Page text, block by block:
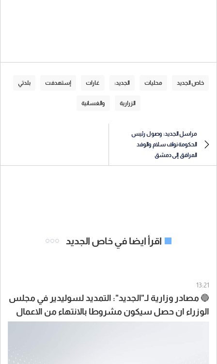
خاص الجديد محليات الجديد: غارات إستهدفت بلدتي
الزرارية والغسانية
مراسل الجديد: وصول رئيس
الحكومة نواف سلام والوفد
المرافق إلى دمشق
اقرأ ايضا في خاص الجديد
13:21
🔵 مصادر وزارية لـ"الجديد": التمديد لسوليدير في مجلس
الوزراء ان حصل سيكون مشروطا بالانتهاء من الاعمال